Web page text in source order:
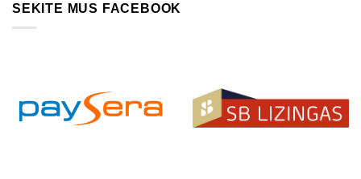
SEKITE MUS FACEBOOK